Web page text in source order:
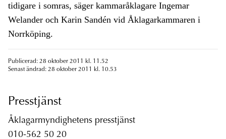
tidigare i somras, säger kammaråklagare Ingemar
Welander och Karin Sandén vid Åklagarkammaren i
Norrköping.
Publicerad: 28 oktober 2011 kl. 11.52
Senast ändrad: 28 oktober 2011 kl. 10.53
Presstjänst
Åklagarmyndighetens presstjänst
010-562 50 20